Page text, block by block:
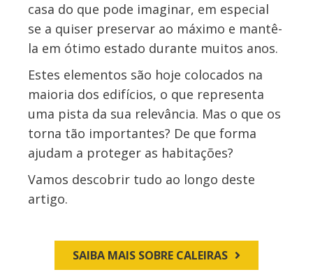
casa do que pode imaginar, em especial
se a quiser preservar ao máximo e mantê-
la em ótimo estado durante muitos anos.
Estes elementos são hoje colocados na
maioria dos edifícios, o que representa
uma pista da sua relevância. Mas o que os
torna tão importantes? De que forma
ajudam a proteger as habitações?
Vamos descobrir tudo ao longo deste
artigo.
SAIBA MAIS SOBRE CALEIRAS